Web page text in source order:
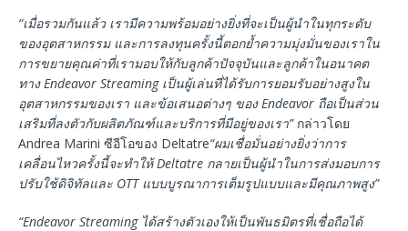
“เมื่อรวมกันแล้ว เรามีความพร้อมอย่างยิ่งที่จะเป็นผู้นำในทุกระดับ
ของอุตสาหกรรม และการลงทุนครั้งนี้ตอกย้ำความมุ่งมั่นของเราใน
การขยายคุณค่าที่เรามอบให้กับลูกค้าปัจจุบันและลูกค้าในอนาคต
ทางEndeavor Streaming เป็นผู้เล่นที่ได้รับการยอมรับอย่างสูงใน
อุตสาหกรรมของเรา และข้อเสนอต่างๆ ของEndeavor ถือเป็นส่วน
เสริมที่ลงตัวกับผลิตภัณฑ์และบริการที่มีอยู่ของเรา” กล่าวโดย
Andrea Marini ซีอีโอของ Deltatre“ผมเชื่อมั่นอย่างยิ่งว่าการ
เคลื่อนไหวครั้งนี้จะทำให้Deltatre กลายเป็นผู้นำในการส่งมอบการ
ปรับใช้ดิจิทัลและ OTTแบบบูรณาการเต็มรูปแบบและมีคุณภาพสูง”
“Endeavor Streaming ได้สร้างตัวเองให้เป็นพันธมิตรที่เชื่อถือได้